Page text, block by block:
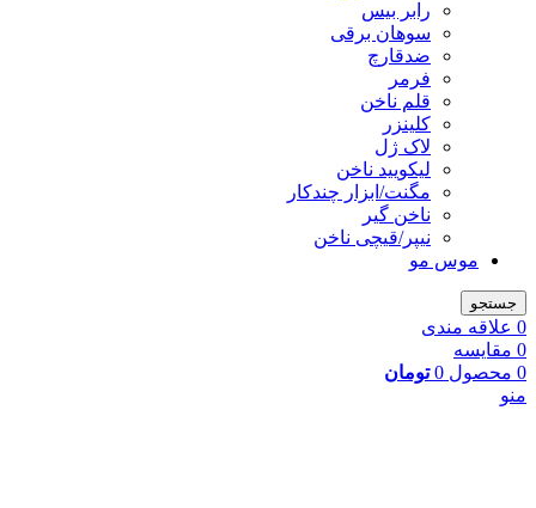
رابر بیس
سوهان برقی
ضدقارچ
فرمر
قلم ناخن
کلینزر
لاک ژل
لیکوييد ناخن
مگنت/ابزار چندکار
ناخن گیر
نیپر/قیچی ناخن
موس مو
جستجو
0 علاقه مندی
0 مقایسه
0 محصول 0 تومان
منو